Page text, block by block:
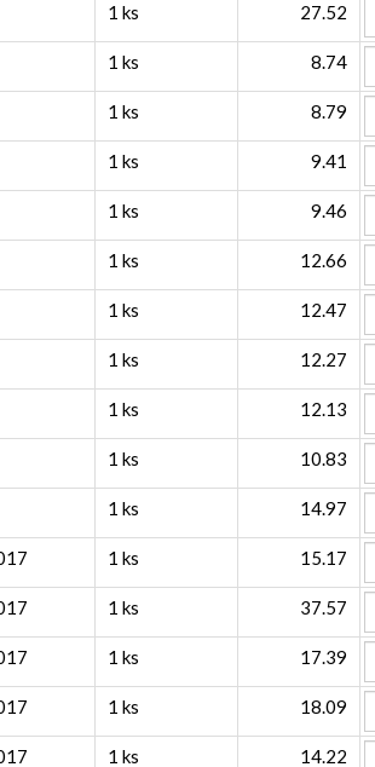
1 ks 27.52
1 ks 8.74
1 ks 8.79
1 ks 9.41
1 ks 9.46
1 ks 12.66
1 ks 12.47
1 ks 12.27
1 ks 12.13
1 ks 10.83
1 ks 14.97
1 ks 15.17
1 ks 37.57
1 ks 17.39
1 ks 18.09
1 ks 14.22